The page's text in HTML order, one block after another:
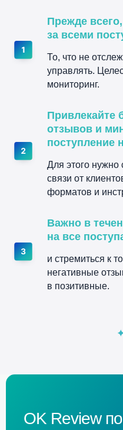
Прежде
за всеми
То, что не
управлять.
мониторинг.
Привлекайте
отзывов и
поступление
Для этого нужно
связи от
форматов и
Важно в
на все
и стремиться к
негативные
в позитивные.
OK Review
OK
УСЛУГИ